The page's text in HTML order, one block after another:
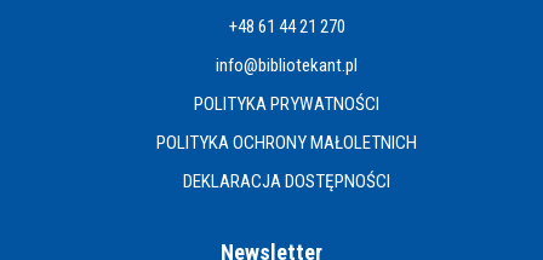
+48 61 44 21 270
info@bibliotekant.pl
POLITYKA PRYWATNOŚCI
POLITYKA OCHRONY MAŁOLETNICH
DEKLARACJA DOSTĘPNOŚCI
Newsletter